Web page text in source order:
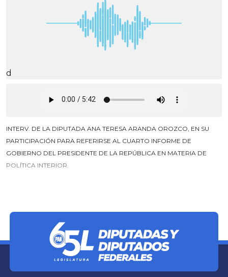
d
INTERV. DE LA DIPUTADA ANA TERESA ARANDA OROZCO, EN SU
PARTICIPACIÓN PARA REFERIRSE AL CUARTO INFORME DE
GOBIERNO DEL PRESIDENTE DE LA REPÚBLICA EN MATERIA DE
POLÍTICA INTERIOR.